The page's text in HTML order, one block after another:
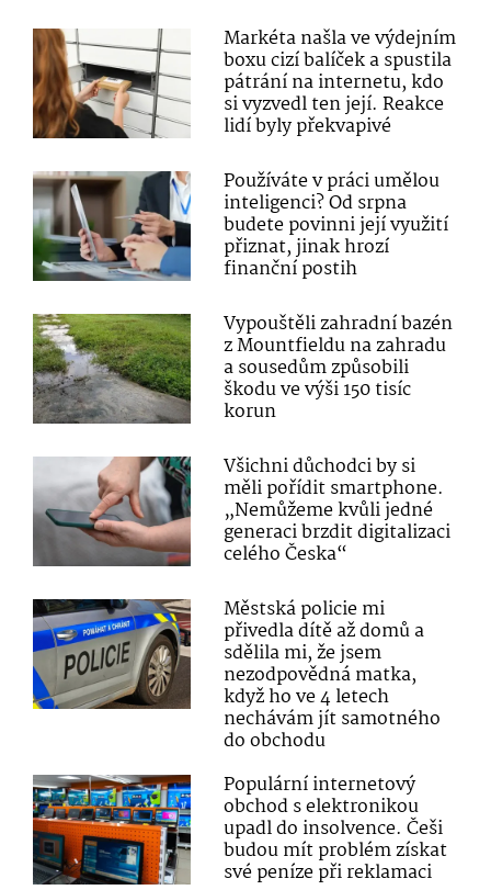
Markéta našla ve výdejním
boxu cizí balíček a spustila
pátrání na internetu, kdo
si vyzvedl ten její. Reakce
lidí byly překvapivé
Používáte v práci umělou
inteligenci? Od srpna
budete povinni její využití
přiznat, jinak hrozí
finanční postih
Vypouštěli zahradní bazén
z Mountfieldu na zahradu
a sousedům způsobili
škodu ve výši 150 tisíc
korun
Všichni důchodci by si
měli pořídit smartphone.
„Nemůžeme kvůli jedné
generaci brzdit digitalizaci
celého Česka“
Městská policie mi
přivedla dítě až domů a
sdělila mi, že jsem
nezodpovědná matka,
když ho ve 4 letech
nechávám jít samotného
do obchodu
Populární internetový
obchod s elektronikou
upadl do insolvence. Češi
budou mít problém získat
své peníze při reklamaci